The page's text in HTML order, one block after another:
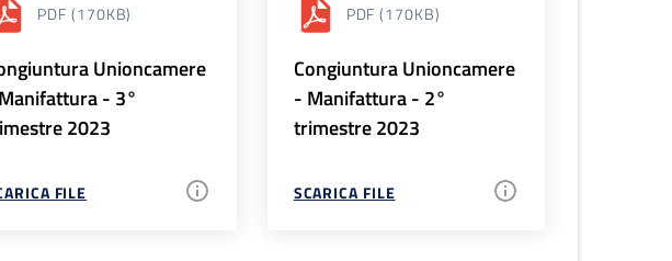
PDF (170KB)
Unioncamere
- 3°
2023
FILE
PDF (170KB)
Congiuntura Unioncamere
- Manifattura - 2°
trimestre 2023
SCARICA FILE